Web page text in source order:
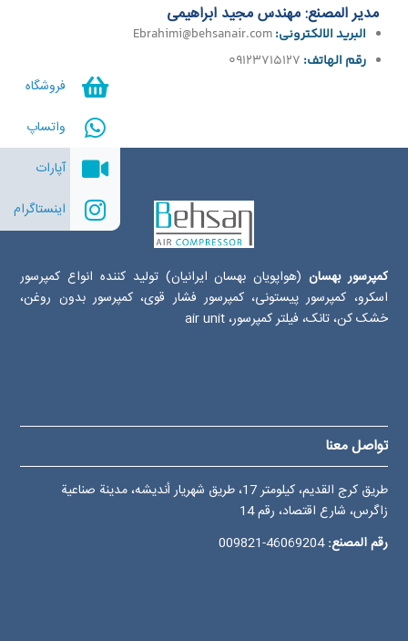
مدیر المصنع:مهندس مجید ابراهیمی
البرید الالکترونی:Ebrahimi@behsanair.com
رقم الهاتف:
کمپرسور بهسان (هواپویان بهسان ایرانیان) تولید کننده انواع کمپرسور
اسکرو، کمپرسور پیستونی، کمپرسور فشار قوی، کمپرسور بدون روغن،
خشک کن، تانک، فیلتر کمپرسور، air unit
تواصل معنا
طريق كرج القديم، کيلومتر 17، طريق شهريار أنديشه، مدينة صناعية
زاگرس، شارع اقتصاد، رقم 14
رقم المصنع:46069204-009821
فروشگاه
واتساپ
آپارات
اینستاگرام